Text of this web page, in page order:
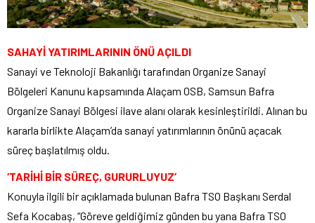
SAHAYİ YATIRIMLARININ ÖNÜ AÇILDI
Sanayi ve Teknoloji Bakanlığı tarafından Organize Sanayi
Bölgeleri Kanunu kapsamında Alaçam OSB, Samsun Bafra
Organize Sanayi Bölgesi ilave alanı olarak kesinleştirildi. Alınan bu
kararla birlikte Alaçam’da sanayi yatırımlarının önünü açacak
süreç başlatılmış oldu.
‘TARİHİ BİR SÜREÇ, GURURLUYUZ’
Konuyla ilgili bir açıklamada bulunan Bafra TSO Başkanı Serdal
Sefa Kocabaş, “Göreve geldiğimiz günden bu yana Bafra TSO